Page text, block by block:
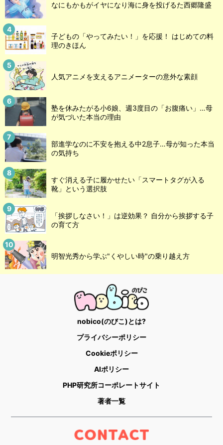
なにもかもがイヤになり海に身を投げるた西郷隆盛
子どもの「やってみたい！」を応援！ はじめての料
理のきほん
人気アニメを支えるアニメーターの意外な素顔
塾を休みたがる小6娘、週3度目の「お腹痛い」…母
が気づいた本当の理由
部進学なのに不安を抱える中2息子…母が知った本当
の気持ち
すぐ消える子に履かせたい「スマートタグが入る
靴」という選択肢
「挨拶しなさい！」は逆効果？ 自分から挨拶する子
の育て方
明智光秀から学ぶ"くやしい時"の乗り越え方
nobico(のびこ)とは?
プライバシーポリシー
Cookieポリシー
AIポリシー
PHP研究所コーポレートサイト
著者一覧